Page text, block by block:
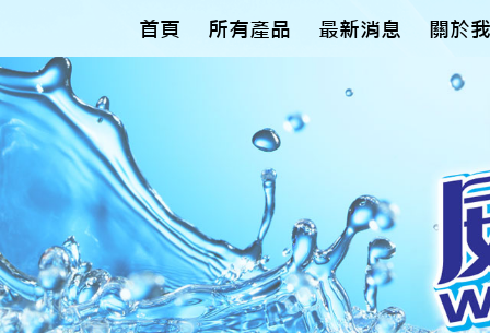
首頁 所有產品 最新消息 關於